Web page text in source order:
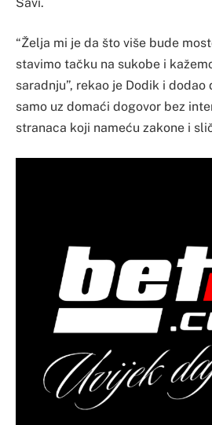
“Želja mi je da što više bude
stavimo tačku na sukobe i
saradnju”, rekao je Dodik i dodao
samo uz domaći dogovor bez
stranaca koji nameću zakone i